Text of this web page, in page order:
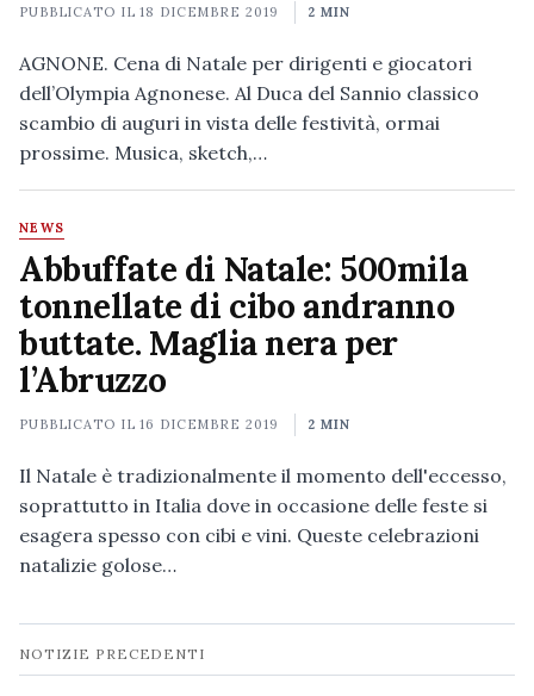
PUBBLICATO IL18 DICEMBRE 2019 2 MIN
AGNONE. Cena di Natale per dirigenti e giocatori
dell’Olympia Agnonese. Al Duca del Sannio classico
scambio di auguri in vista delle festività, ormai
prossime. Musica, sketch,…
NEWS
Abbuffate di Natale: 500mila
tonnellate di cibo andranno
buttate. Maglia nera per
l’Abruzzo
PUBBLICATO IL16 DICEMBRE 2019 2 MIN
Il Natale è tradizionalmente il momento dell'eccesso,
soprattutto in Italia dove in occasione delle feste si
esagera spesso con cibi e vini. Queste celebrazioni
natalizie golose…
Navigazione
notizie
NOTIZIE PRECEDENTI